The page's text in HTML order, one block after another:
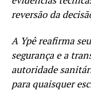
reversão da
A Ypê reafirma
segurança e a
autoridade
para quaisquer